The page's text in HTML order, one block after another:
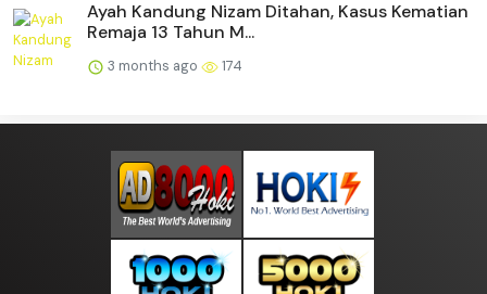
Ayah Kandung Nizam Ditahan, Kasus Kematian
Remaja 13 Tahun M...
3 months ago 174